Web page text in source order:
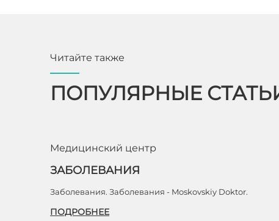
Читайте также
ПОПУЛЯРНЫЕ
Медицинский центр
ЗАБОЛЕВАНИЯ
Заболевания. Заболевания - Moskovskiy Doktor.
ПОДРОБНЕЕ